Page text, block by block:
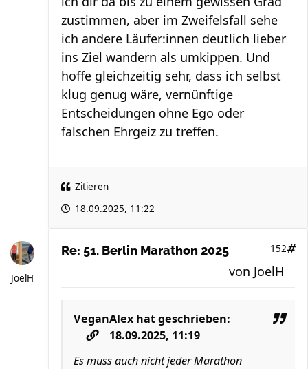
zustimmen, aber im Zweifelsfall sehe
ich andere Läufer:innen deutlich lieber
ins Ziel wandern als umkippen. Und
hoffe gleichzeitig sehr, dass ich selbst
klug genug wäre, vernünftige
Entscheidungen ohne Ego oder
falschen Ehrgeiz zu treffen.
Zitieren
18.09.2025, 11:22
JoelH
Re: 51. Berlin Marathon 2025 152
von JoelH
VeganAlex hat geschrieben:
18.09.2025, 11:19
Es muss auch nicht jeder Marathon